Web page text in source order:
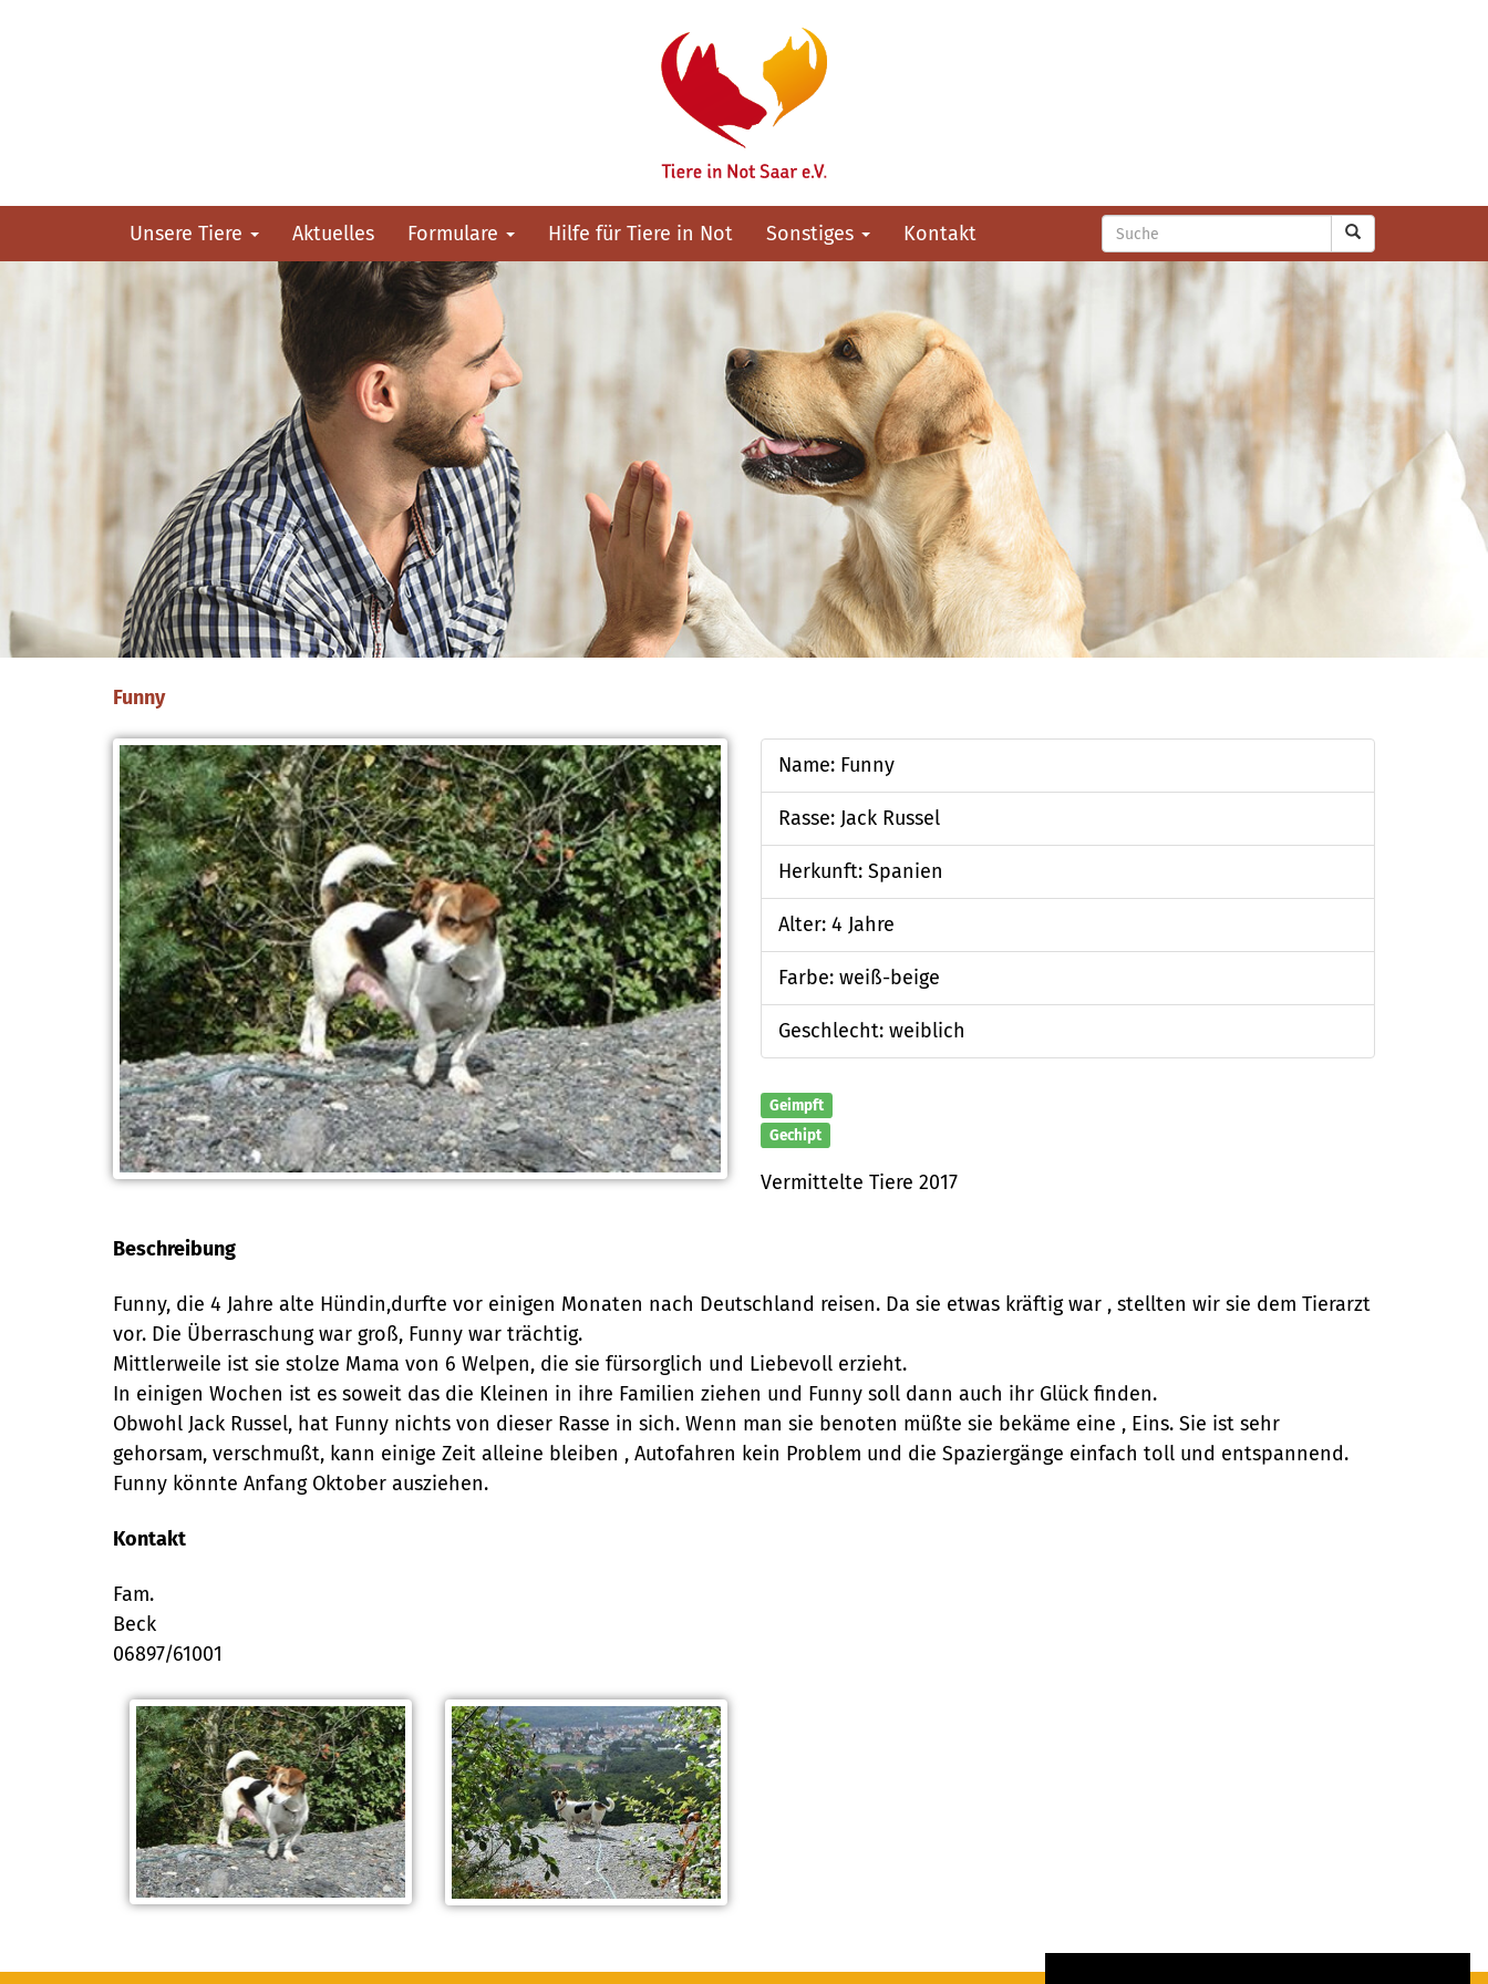
Unsere Tiere Aktuelles Formulare Hilfe für Tiere in Not Sonstiges Kontakt
Funny
Name: Funny
Rasse: Jack Russel
Herkunft: Spanien
Alter: 4 Jahre
Farbe: weiß-beige
Geschlecht: weiblich
Geimpft
Gechipt
Vermittelte Tiere 2017
Beschreibung
Funny, die 4 Jahre alte Hündin,durfte vor einigen Monaten nach Deutschland reisen. Da sie etwas kräftig war , stellten wir sie dem Tierarzt
vor. Die Überraschung war groß, Funny war trächtig.
Mittlerweile ist sie stolze Mama von 6 Welpen, die sie fürsorglich und Liebevoll erzieht.
In einigen Wochen ist es soweit das die Kleinen in ihre Familien ziehen und Funny soll dann auch ihr Glück finden.
Obwohl Jack Russel, hat Funny nichts von dieser Rasse in sich. Wenn man sie benoten müßte sie bekäme eine , Eins. Sie ist sehr
gehorsam, verschmußt, kann einige Zeit alleine bleiben , Autofahren kein Problem und die Spaziergänge einfach toll und entspannend.
Funny könnte Anfang Oktober ausziehen.
Kontakt
Fam.
Beck
06897/61001